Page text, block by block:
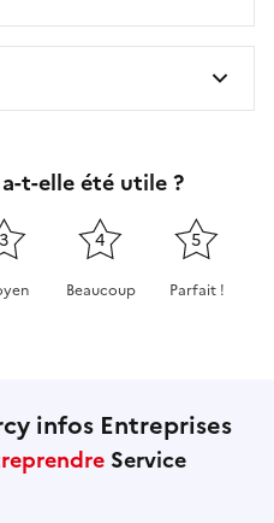
t-elle été utile ?
3 4
Beaucoup
5
Parfait !
infos Entreprises
Service